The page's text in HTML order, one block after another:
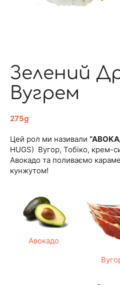
Зелений
Вугрем
275g
Цей рол ми називали
HUGS) Вугор, Тобіко, крем-
Авокадо та поливаємо
кунжутом!
Авокадо